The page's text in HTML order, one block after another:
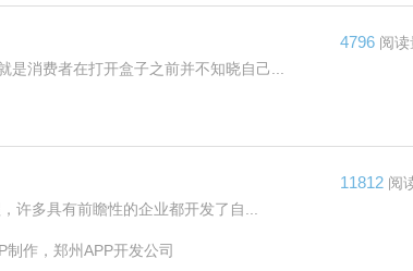
消费者在打开盒子之前并不知晓自己...
4796 阅读
许多具有前瞻性的企业都开发了自...
制作，郑州APP开发公司
11812 阅